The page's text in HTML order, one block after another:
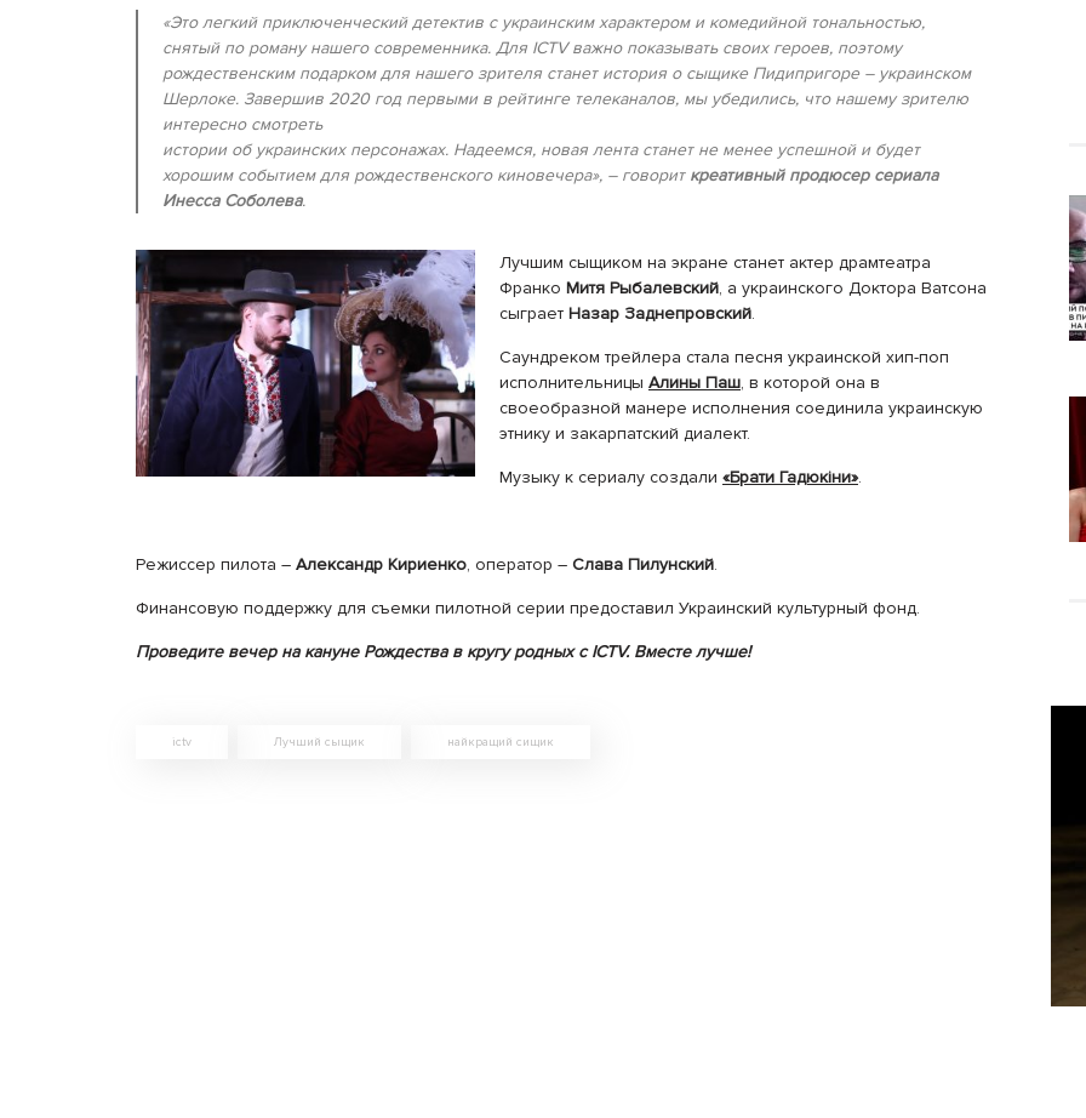
«Это легкий приключенческий детектив с украинским характером и комедийной тональностью,
снятый по роману нашего современника. Для ICTV важно показывать своих героев, поэтому
рождественским подарком для нашего зрителя станет история о сыщике Пидипригоре – украинском
Шерлоке. Завершив 2020 год первыми в рейтинге телеканалов, мы убедились, что нашему зрителю
интересно смотреть
истории об украинских персонажах. Надеемся, новая лента станет не менее успешной и будет
хорошим событием для рождественского киновечера», – говорит креативный продюсер сериала
Инесса Соболева.
Лучшим сыщиком на экране станет актер драмтеатра
Франко Митя Рыбалевский, а украинского Доктора Ватсона
сыграет Назар Заднепровский.
Саундреком трейлера стала песня украинской хип-поп
исполнительницы Алины Паш, в которой она в
своеобразной манере исполнения соединила украинскую
этнику и закарпатский диалект.
Музыку к сериалу создали «Брати Гадюкіни».
Режиссер пилота – Александр Кириенко, оператор – Слава Пилунский.
Финансовую поддержку для съемки пилотной серии предоставил Украинский культурный фонд.
Проведите вечер на кануне Рождества в кругу родных с ICTV. Вместе лучше!
ictv Лучший сыщик найкращий сищик